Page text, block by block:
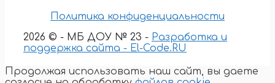
Политика конфиденциальности
2026 © - МБ ДОУ № 23 - Разработка и
поддержка сайта - El-Code.RU
Продолжая использовать наш сайт, вы даете